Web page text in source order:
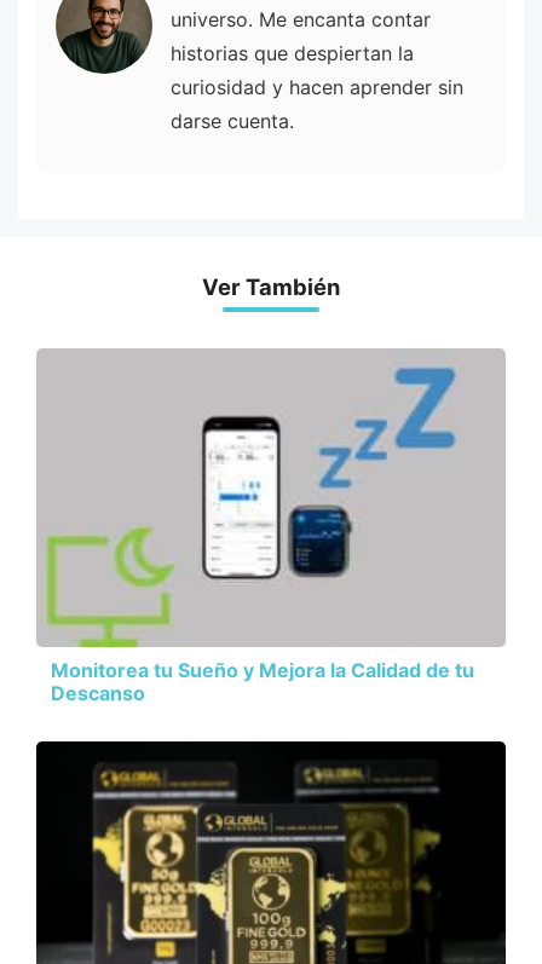
universo. Me encanta contar
historias que despiertan la
curiosidad y hacen aprender sin
darse cuenta.
Ver También
Monitorea tu Sueño y Mejora la Calidad de tu
Descanso